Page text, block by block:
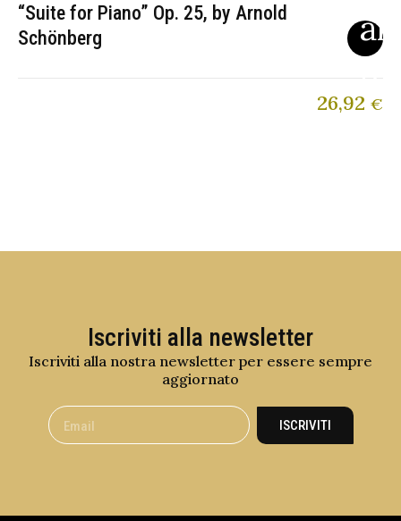
“Suite for Piano” Op. 25, by Arnold
Schönberg
26,92 €
Iscriviti alla newsletter
Iscriviti alla nostra newsletter per essere sempre
aggiornato
ISCRIVITI